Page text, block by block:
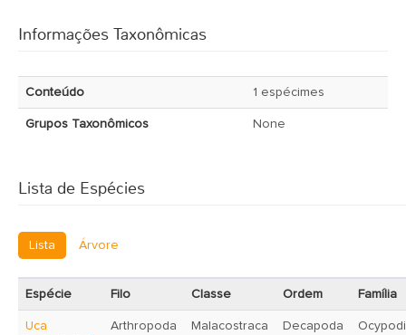
Informações Taxonômicas
Conteúdo 1 espécimes
Grupos Taxonômicos None
Lista de Espécies
Lista Árvore
Espécie Filo Classe Ordem Família
Uca
Arthropoda Malacostraca Decapoda